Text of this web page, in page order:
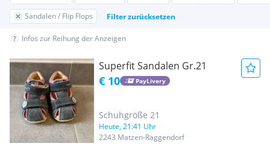
Sandalen / Flip Flops Filter zurücksetzen
Infos zur Reihung der Anzeigen
Superfit Sandalen Gr.21
€ 10 PayLivery
Schuhgröße 21
Heute, 21:41 Uhr
2243 Matzen-Raggendorf